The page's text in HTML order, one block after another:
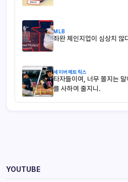
MLB
좌완 체인지업이 심상치 않
세이버메트릭스
타자들이여, 너무 쫄지는
를 사하여 줄지니.
YOUTUBE